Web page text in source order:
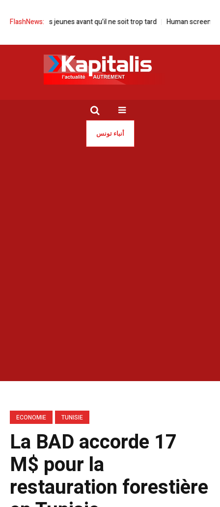
FlashNews:
nos jeunes avant qu’il ne soit trop tard Human screen festival
أنباء تونس
ECONOMIE TUNISIE
La BAD accorde 17
M$ pour la
restauration forestière